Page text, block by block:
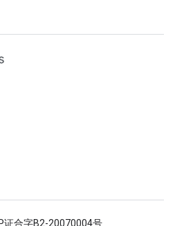
证合字B2-20070004号